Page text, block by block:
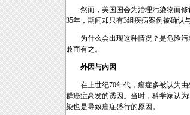
然而，美国国会为治理污染物而
35年，期间却只有3组疾病案例被确认
为什么会出现这种情况？是危险
兼而有之。
外因与内因
在上世纪70年代，癌症多被认为
群癌症高发的诱因。当时，科学家认
染也是导致癌症盛行的原因。